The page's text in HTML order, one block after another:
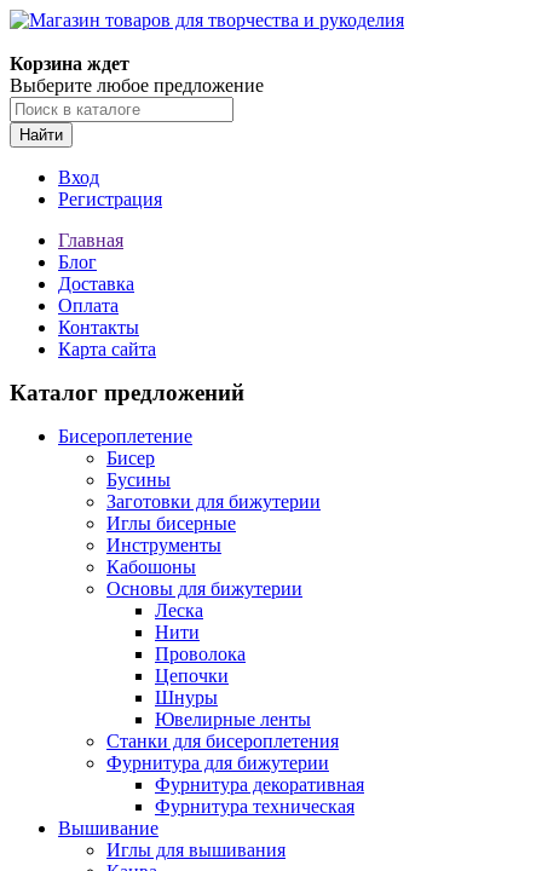
Корзина ждет
Выберите любое предложение
Найти
Вход
Регистрация
Главная
Блог
Доставка
Оплата
Контакты
Карта сайта
Каталог предложений
Бисероплетение
Бисер
Бусины
Заготовки для бижутерии
Иглы бисерные
Инструменты
Кабошоны
Основы для бижутерии
Леска
Нити
Проволока
Цепочки
Шнуры
Ювелирные ленты
Станки для бисероплетения
Фурнитура для бижутерии
Фурнитура декоративная
Фурнитура техническая
Вышивание
Иглы для вышивания